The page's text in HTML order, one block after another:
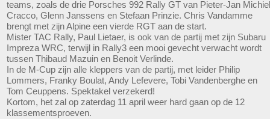
teams, zoals de drie Porsches 992 Rally GT van Pieter-Jan Michiel
Cracco, Glenn Janssens en Stefaan Prinzie. Chris Vandamme
brengt met zijn Alpine een vierde RGT aan de start.
Mister TAC Rally, Paul Lietaer, is ook van de partij met zijn Subaru
Impreza WRC, terwijl in Rally3 een mooi gevecht verwacht wordt
tussen Thibaud Mazuin en Benoit Verlinde.
In de M-Cup zijn alle kleppers van de partij, met leider Philip
Lommers, Franky Boulat, Andy Lefevere, Tobi Vandenberghe en
Tom Ceuppens. Spektakel verzekerd!
Kortom, het zal op zaterdag 11 april weer hard gaan op de 12
klassementsproeven.